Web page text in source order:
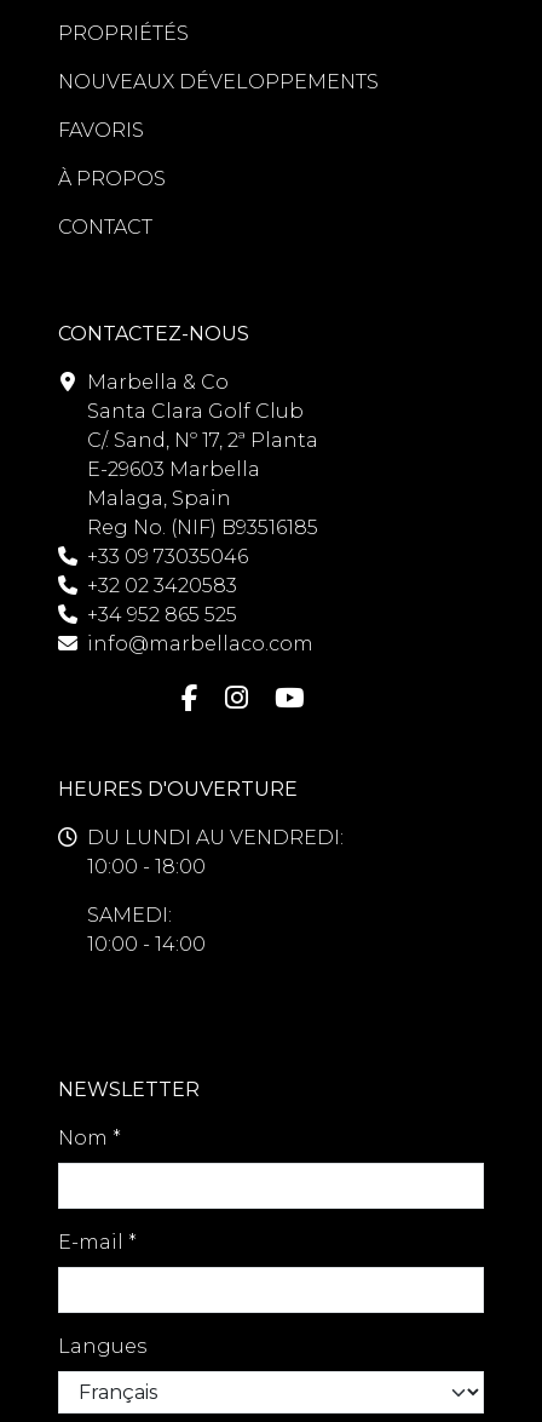
PROPRIÉTÉS
NOUVEAUX DÉVELOPPEMENTS
FAVORIS
À PROPOS
CONTACT
CONTACTEZ-NOUS
Marbella & Co
Santa Clara Golf Club
C/. Sand, Nº 17, 2ª Planta
E-29603 Marbella
Malaga, Spain
Reg No. (NIF) B93516185
+33 09 73035046
+32 02 3420583
+34 952 865 525
info@marbellaco.com
HEURES D'OUVERTURE
DU LUNDI AU VENDREDI:
10:00 - 18:00
SAMEDI:
10:00 - 14:00
NEWSLETTER
Nom *
E-mail *
Langues